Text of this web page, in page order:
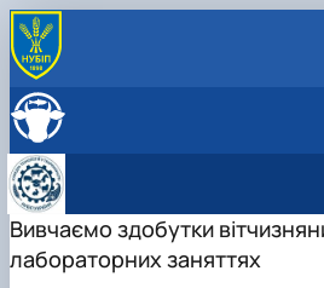
ABOUT
EDUCATION
Laboratories
Courses
Photo
RESEARCH
Main research directions
Scientific
INTERNATIONAL ACTIVITY
Вивчаємо здобутки
лабораторних заняттях